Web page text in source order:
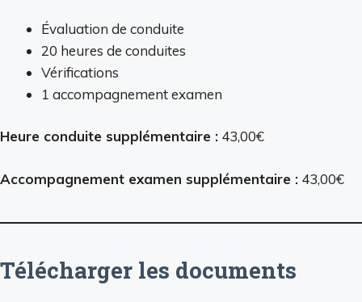
Évaluation de conduite
20 heures de conduites
Vérifications
1 accompagnement examen
Heure conduite supplémentaire : 43,00€
Accompagnement examen supplémentaire : 43,00€
Télécharger les documents